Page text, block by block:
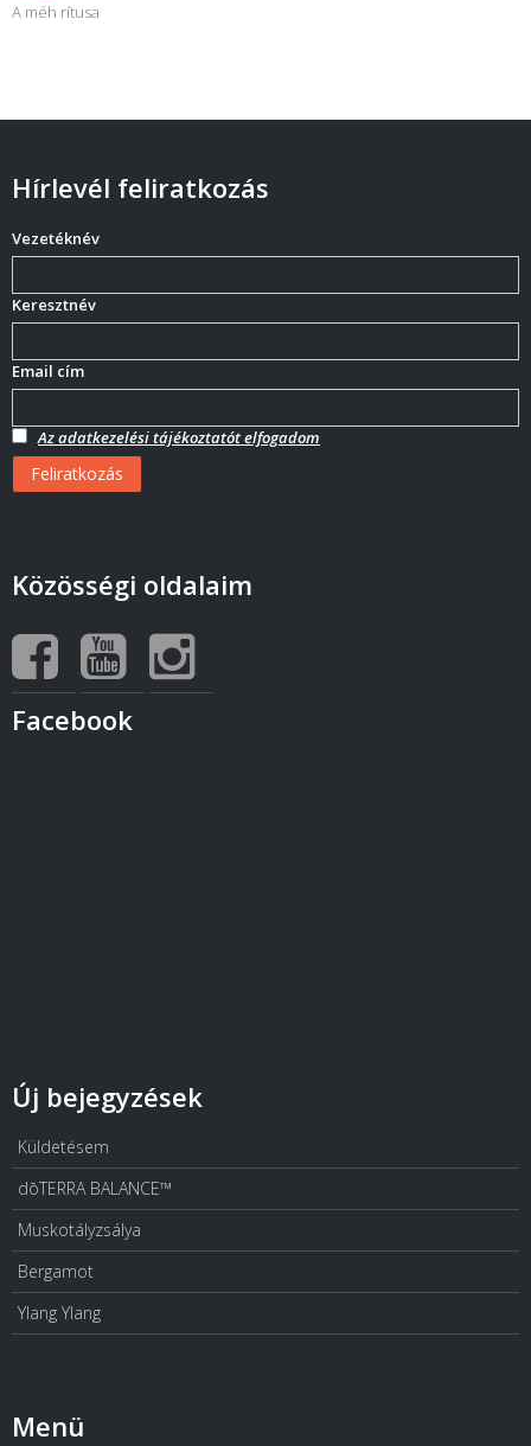
A méh rítusa
Hírlevél feliratkozás
Vezetéknév
Keresztnév
Email cím
Az adatkezelési tájékoztatót elfogadom
Közösségi oldalaim
Facebook
Új bejegyzések
Küldetésem
dōTERRA BALANCE™
Muskotályzsálya
Bergamot
Ylang Ylang
Menü